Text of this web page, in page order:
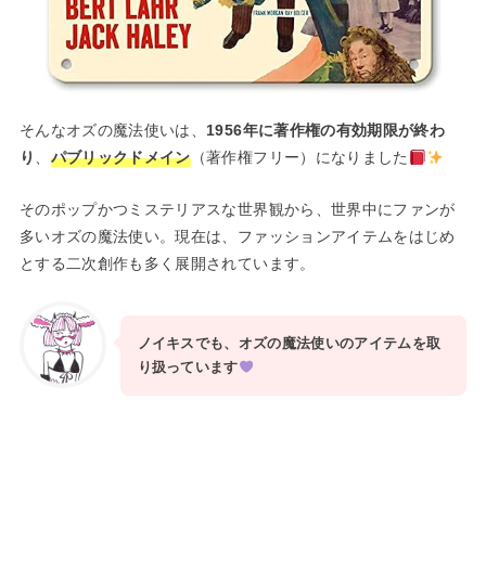
そんなオズの魔法使いは、1956年に著作権の有効期限が終わ
り 、 パブリックドメイン（著作権フリー）になりました
そのポップかつミステリアスな世界観から、世界中にファンが
多いオズの魔法使い。現在は、ファッションアイテムをはじめ
とする二次創作も多く展開されています。
ノイキスでも、オズの魔法使いのアイテムを取
り扱っています